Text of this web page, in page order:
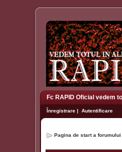
Fc RAPID Oficial vedem
Înregistrare | Autentificare
Pagina de start a